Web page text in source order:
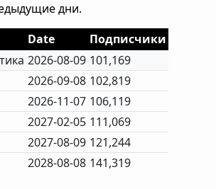
дни.
Date
Подписчики
2026-08-09 101,169
2026-09-08 102,819
2026-11-07 106,119
2027-02-05 111,069
2027-08-09 121,244
2028-08-08 141,319